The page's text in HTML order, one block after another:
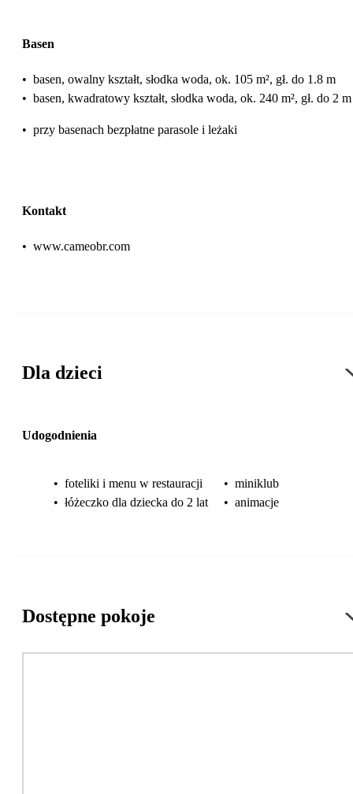
Basen
• basen, owalny kształt, słodka woda, ok. 105 m², gł. do 1.8 m
• basen, kwadratowy kształt, słodka woda, ok. 240 m², gł. do 2 m
• przy basenach bezpłatne parasole i leżaki
Kontakt
• www.cameobr.com
Dla dzieci
Udogodnienia
• foteliki i menu w restauracji
• łóżeczko dla dziecka do 2 lat
• miniklub
• animacje
Dostępne pokoje